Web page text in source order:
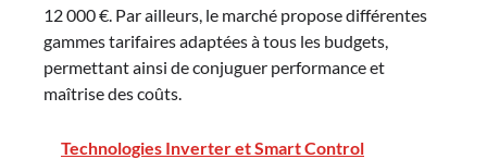
12 000 €. Par ailleurs, le marché propose différentes
gammes tarifaires adaptées à tous les budgets,
permettant ainsi de conjuguer performance et
maîtrise des coûts.
Technologies Inverter et Smart Control